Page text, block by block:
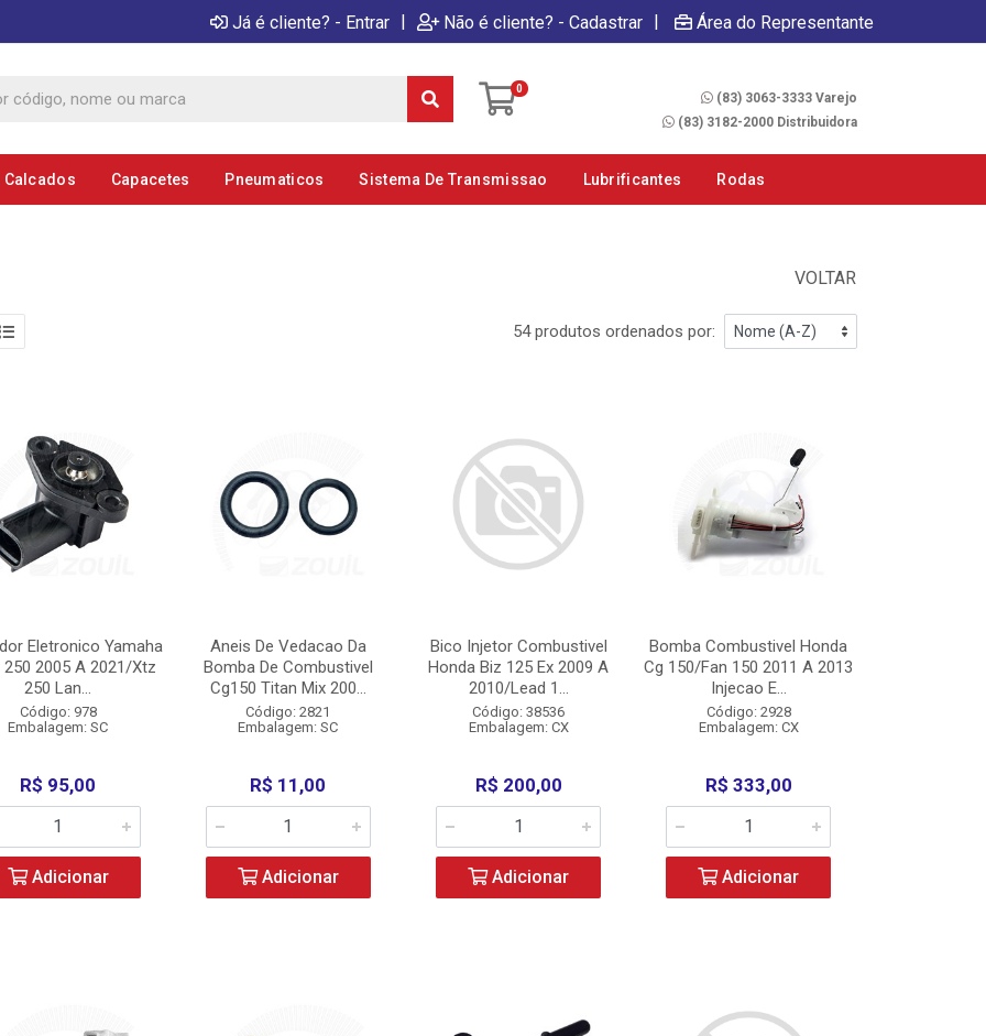
Já é cliente? - Entrar | Não é cliente? - Cadastrar | Área do Representante
0
(83) 3063-3333 Varejo
(83) 3182-2000 Distribuidora
Calcados Capacetes Pneumaticos Sistema De Transmissao Lubrificantes Rodas
VOLTAR
54 produtos ordenados por:
Eletronico Yamaha
250 2005 A 2021/Xtz
250 Lan...
Código: 978
Embalagem: SC
R$ 95,00
Adicionar
Aneis De Vedacao Da
Bomba De Combustivel
Cg150 Titan Mix 200...
Código: 2821
Embalagem: SC
R$ 11,00
Adicionar
Bico Injetor Combustivel
Honda Biz 125 Ex 2009 A
2010/Lead 1...
Código: 38536
Embalagem: CX
R$ 200,00
Adicionar
Bomba Combustivel Honda
Cg 150/Fan 150 2011 A 2013
Injecao E...
Código: 2928
Embalagem: CX
R$ 333,00
Adicionar